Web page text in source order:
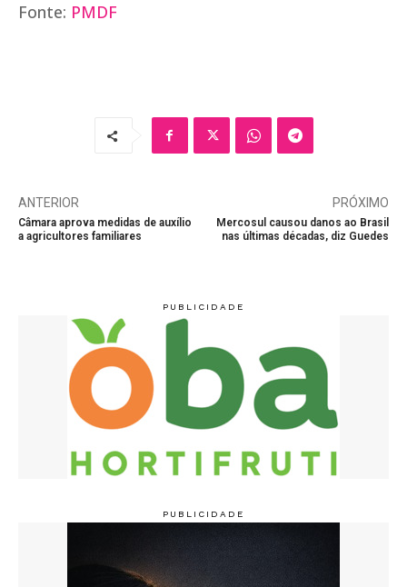
Fonte: PMDF
ANTERIOR
Câmara aprova medidas de auxílio
a agricultores familiares
PRÓXIMO
Mercosul causou danos ao Brasil
nas últimas décadas, diz Guedes